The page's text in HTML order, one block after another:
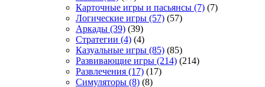
Карточные игры и пасьянсы (7) (7)
Логические игры (57) (57)
Аркады (39) (39)
Стратегии (4) (4)
Казуальные игры (85) (85)
Развивающие игры (214) (214)
Развлечения (17) (17)
Симуляторы (8) (8)